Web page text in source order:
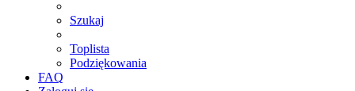
Szukaj
Toplista
Podziękowania
FAQ